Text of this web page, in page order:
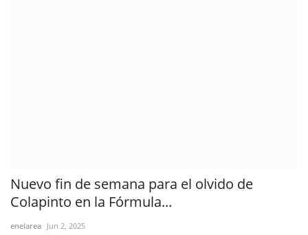
Nuevo fin de semana para el olvido de
Colapinto en la Fórmula...
enelarea Jun 2, 2025